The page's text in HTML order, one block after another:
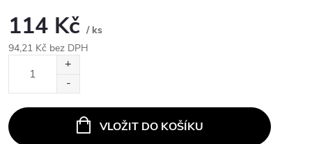
114 Kč / ks
94,21 Kč bez DPH
VLOŽIT DO KOŠÍKU